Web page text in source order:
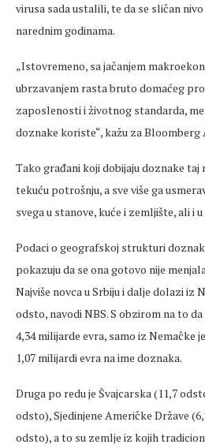
virusa sada ustalili, te da se sličan
narednim godinama.
„Istovremeno, sa jačanjem
ubrzavanjem rasta bruto domaćeg
zaposlenosti i životnog standarda,
doznake koriste“, kažu za Bloomberg
Tako građani koji dobijaju doznake taj
tekuću potrošnju, a sve više ga
svega u stanove, kuće i zemljište, ali i
Podaci o geografskoj strukturi
pokazuju da se ona gotovo nije
Najviše novca u Srbiju i dalje dolazi iz
odsto, navodi NBS. S obzirom na to
4,34 milijarde evra, samo iz Nemačke
1,07 milijardi evra na ime doznaka.
Druga po redu je Švajcarska (11,7
odsto), Sjedinjene Američke Države
odsto), a to su zemlje iz kojih